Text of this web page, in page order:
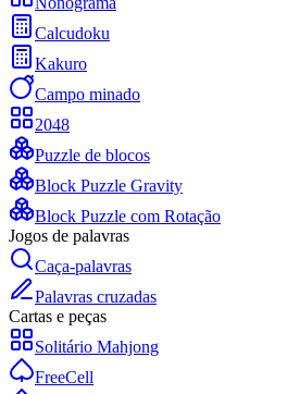
Calcudoku
Kakuro
Campo minado
2048
Puzzle de blocos
Block Puzzle Gravity
Block Puzzle com Rotação
Jogos de palavras
Caça-palavras
Palavras cruzadas
Cartas e peças
Solitário Mahjong
FreeCell